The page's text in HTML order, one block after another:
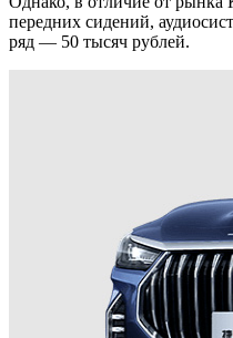
передних сидений,
ряд — 50 тысяч рублей.